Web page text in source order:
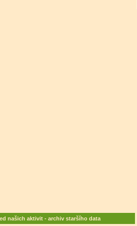
našich aktivit - archiv staršího data